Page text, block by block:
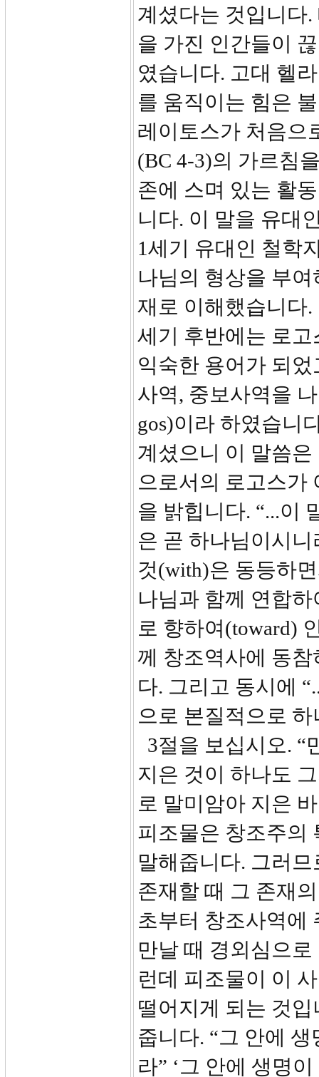
계셨다는 것입니다
을 가진 인간들이
였습니다. 고대 헬
를 움직이는 힘은
레이토스가 처음으
(BC 4-3)의 가르침
존에 스며 있는 활
니다. 이 말을 유대
1세기 유대인 철학
나님의 형상을 부
재로 이해했습니다
세기 후반에는 로
익숙한 용어가 되
사역, 중보사역을
gos)이라 하였습니
계셨으니 이 말씀
으로서의 로고스가
을 밝힙니다. “...이
은 곧 하나님이시
것(with)은 동등하
나님과 함께 연합
로 향하여(toward)
께 창조역사에 동
다. 그리고 동시에
으로 본질적으로
3절을 보십시오. “
지은 것이 하나도
로 말미암아 지은
피조물은 창조주의
말해줍니다. 그러
존재할 때 그 존재
초부터 창조사역에
만날 때 경외심으
런데 피조물이 이
떨어지게 되는 것
줍니다. “그 안에
라” ‘그 안에 생명